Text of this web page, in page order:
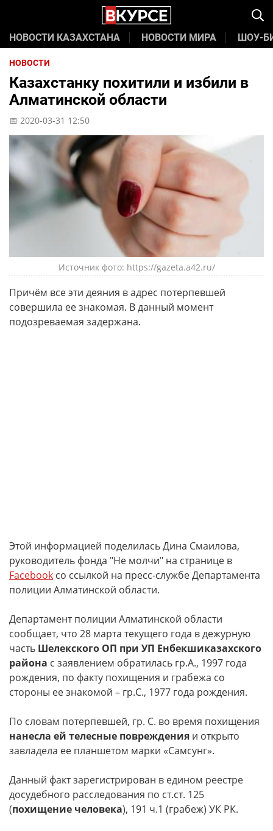
НОВОСТИ КАЗАХСТАНА НОВОСТИ МИРА ШОУ-
НОВОСТИ
Казахстанку похитили и избили в
Алматинской области
📅 2020-03-31 12:50
Источник фото: https://gazeta.a42.ru/
Причём все эти деяния в адрес потерпевшей
совершила ее знакомая. В данный момент
подозреваемая задержана.
Этой информацией поделилась Дина Смаилова,
руководитель фонда "Не молчи" на странице в
Facebook со ссылкой на пресс-службе Департамента
полиции Алматинской области.
Департамент полиции Алматинской области
сообщает, что 28 марта текущего года в дежурную
часть Шелекского ОП при УП Енбекшиказахского
района с заявлением обратилась гр.А., 1997 года
рождения, по факту похищения и грабежа со
стороны ее знакомой – гр.С., 1977 года рождения.
По словам потерпевшей, гр. С. во время похищения
нанесла ей телесные повреждения и открыто
завладела ее планшетом марки «Самсунг».
Данный факт зарегистрирован в едином реестре
досудебного расследования по ст.ст. 125
(похищение человека), 191 ч.1 (грабеж) УК РК.